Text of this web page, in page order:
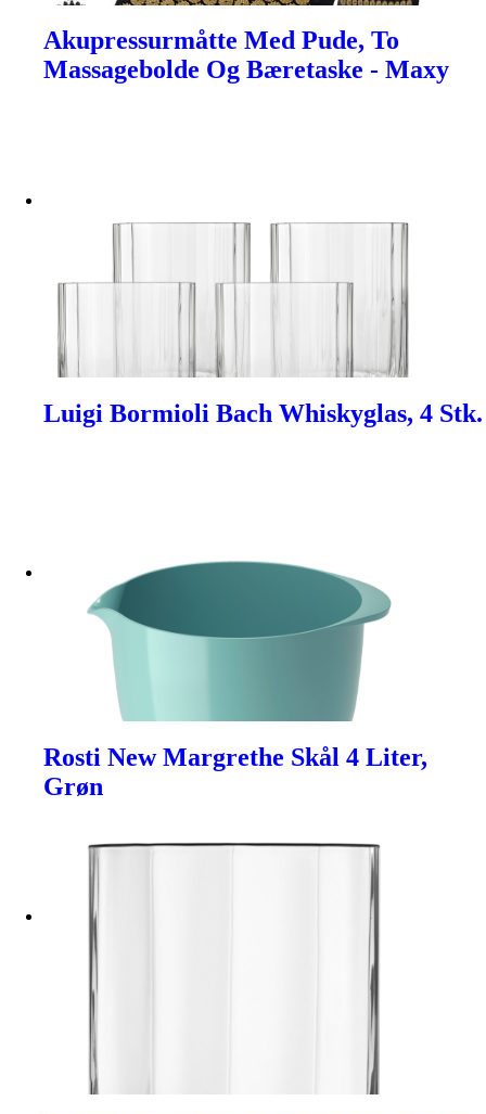
Akupressurmåtte Med Pude, To
Massagebolde Og Bæretaske - Maxy
Luigi Bormioli Bach Whiskyglas, 4 Stk.
Rosti New Margrethe Skål 4 Liter,
Grøn